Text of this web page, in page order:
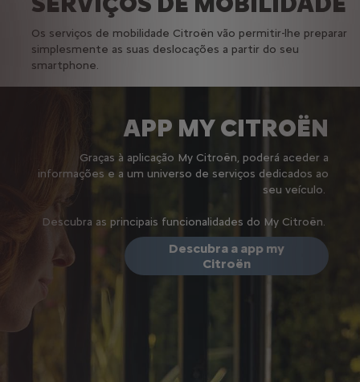
Os serviços de mobilidade Citroën vão permitir-lhe preparar
simplesmente as suas deslocações a partir do seu
smartphone.
APP MY CITROËN
Graças à aplicação My Citroën, poderá aceder a
informações e a um universo de serviços dedicados ao
seu veículo.
Descubra as principais funcionalidades do My Citroën.
Descubra a app my
Citroën